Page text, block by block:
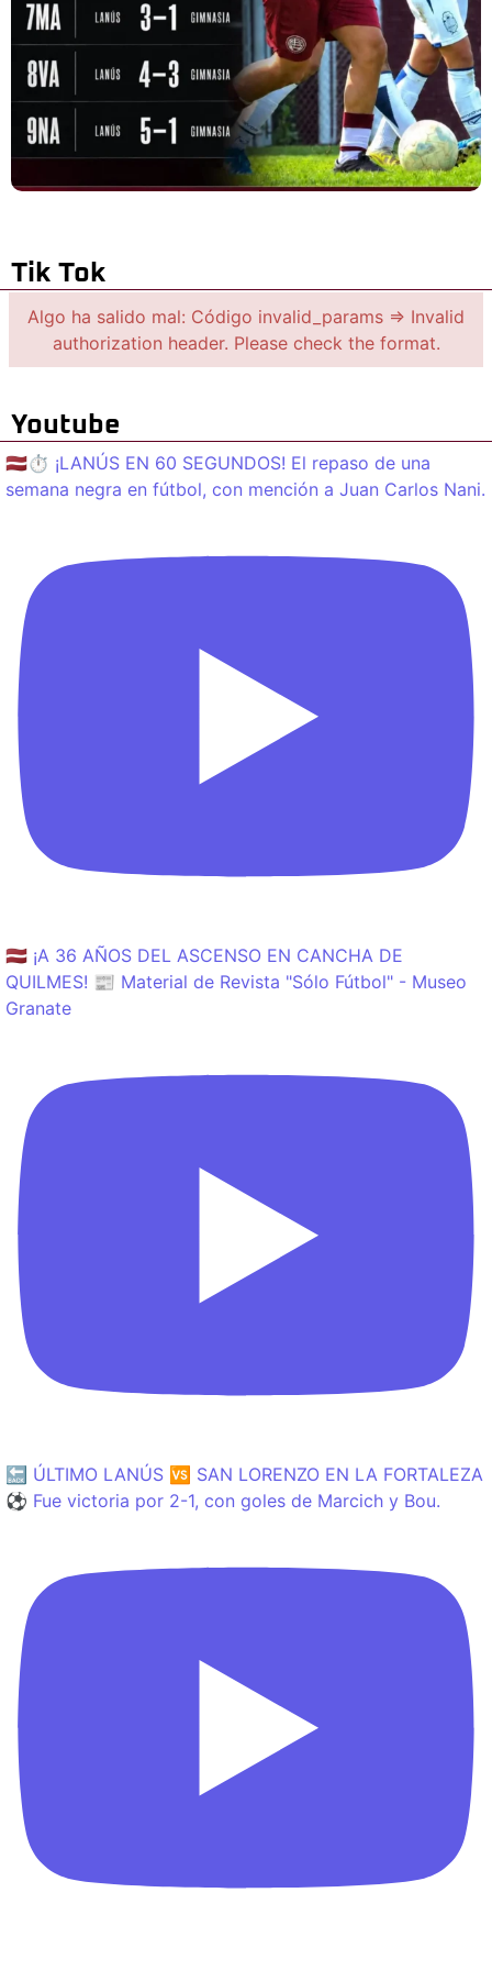
Tik Tok
Algo ha salido mal: Código invalid_params => Invalid
authorization header. Please check the format.
Youtube
🇱🇻⏱️ ¡LANÚS EN 60 SEGUNDOS! El repaso de una
semana negra en fútbol, con mención a Juan Carlos Nani.
🇱🇻 ¡A 36 AÑOS DEL ASCENSO EN CANCHA DE
QUILMES! 📰 Material de Revista "Sólo Fútbol" - Museo
Granate
🔙 ÚLTIMO LANÚS 🆚 SAN LORENZO EN LA FORTALEZA
⚽️ Fue victoria por 2-1, con goles de Marcich y Bou.